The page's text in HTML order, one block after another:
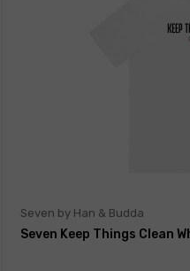
Seven by Han & Budda
Seven Keep Things Clean